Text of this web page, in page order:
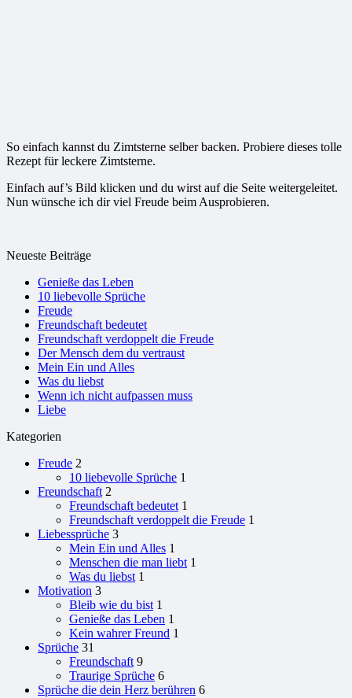
So einfach kannst du Zimtsterne selber backen. Probiere dieses tolle
Rezept für leckere Zimtsterne.
Einfach auf’s Bild klicken und du wirst auf die Seite weitergeleitet.
Nun wünsche ich dir viel Freude beim Ausprobieren.
Neueste Beiträge
Genieße das Leben
10 liebevolle Sprüche
Freude
Freundschaft bedeutet
Freundschaft verdoppelt die Freude
Der Mensch dem du vertraust
Mein Ein und Alles
Was du liebst
Wenn ich nicht aufpassen muss
Liebe
Kategorien
Freude 2
10 liebevolle Sprüche 1
Freundschaft 2
Freundschaft bedeutet 1
Freundschaft verdoppelt die Freude 1
Liebessprüche 3
Mein Ein und Alles 1
Menschen die man liebt 1
Was du liebst 1
Motivation 3
Bleib wie du bist 1
Genieße das Leben 1
Kein wahrer Freund 1
Sprüche 31
Freundschaft 9
Traurige Sprüche 6
Sprüche die dein Herz berühren 6